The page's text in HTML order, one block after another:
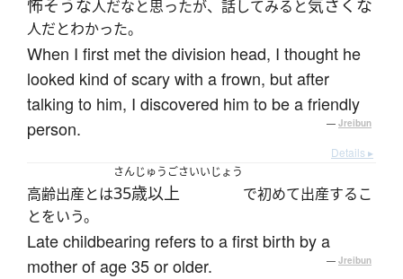
怖そうな人だなと思ったが、話してみると気さくな
人だとわかった。
When I first met the division head, I thought he
looked kind of scary with a frown, but after
talking to him, I discovered him to be a friendly
person.
— Jreibun
Details ▸
高齢出産とは
さんじゅうごさいいじょう
35歳以上
で初めて出産するこ
とをいう。
Late childbearing refers to a first birth by a
mother of age 35 or older.
— Jreibun